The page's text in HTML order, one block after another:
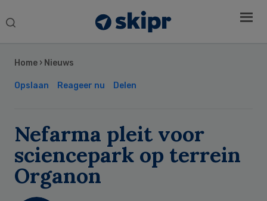
Search
Home › Nieuws
Opslaan Reageer nu Delen
Nefarma pleit voor
sciencepark op terrein
Organon
Sidebar